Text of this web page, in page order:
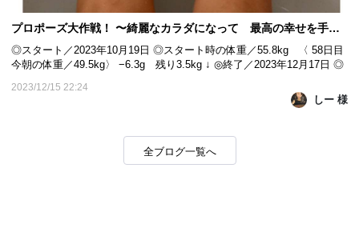
プロポーズ大作戦！ 〜綺麗なカラダになって 最高の幸せを手に入れる！〜 58日目
◎スタート／2023年10月19日 ◎スタート時の体重／55.8kg 〈 58日目
今朝の体重／49.5kg〉 −6.3g 残り3.5kg ↓ ◎終了／2023年12月17日 ◎
です☺ モニター期間も早いところ残り2日になりました😲 今日は
KAIZENBODYのLuminous.Beauty 浦和店に通ってよかったこ...
2023/12/15 22:24
しー 様
全ブログ一覧へ